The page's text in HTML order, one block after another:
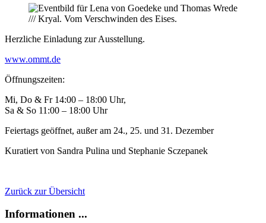
Herzliche Einladung zur Ausstellung.
www.ommt.de
Öffnungszeiten:
Mi, Do & Fr 14:00 – 18:00 Uhr,
Sa & So 11:00 – 18:00 Uhr
Feiertags geöffnet, außer am 24., 25. und 31. Dezember
Kuratiert von Sandra Pulina und Stephanie Sczepanek
Zurück zur Übersicht
Informationen ...